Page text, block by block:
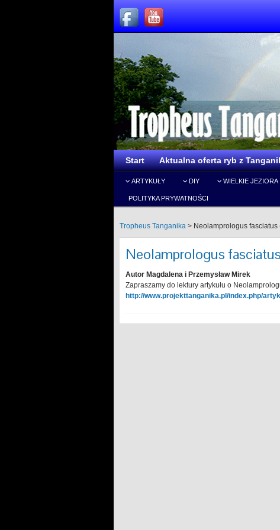
Start Aktualna oferta ryb z
ARTYKUŁY DIY WIELKIE JEZIORA
POLITYKA PRYWATNOŚCI
Tropheus Tanganika > Neolamprologus
Neolamprologus
Autor Magdalena i Przemysław Mirek
Zapraszamy do lektury artykułu o
http://www.projekttanganika.pl/index.php/